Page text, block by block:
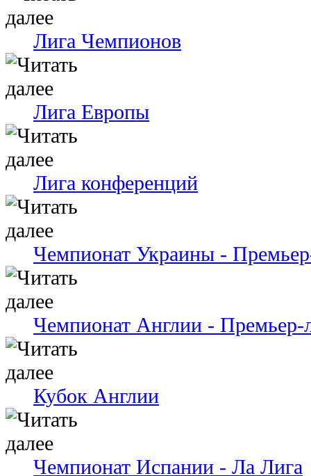
Лига Чемпионов
Лига Европы
Лига конференций
Чемпионат Украины -
Чемпионат Англии - Премьер-
Кубок Англии
Чемпионат Испании - Ла Лига